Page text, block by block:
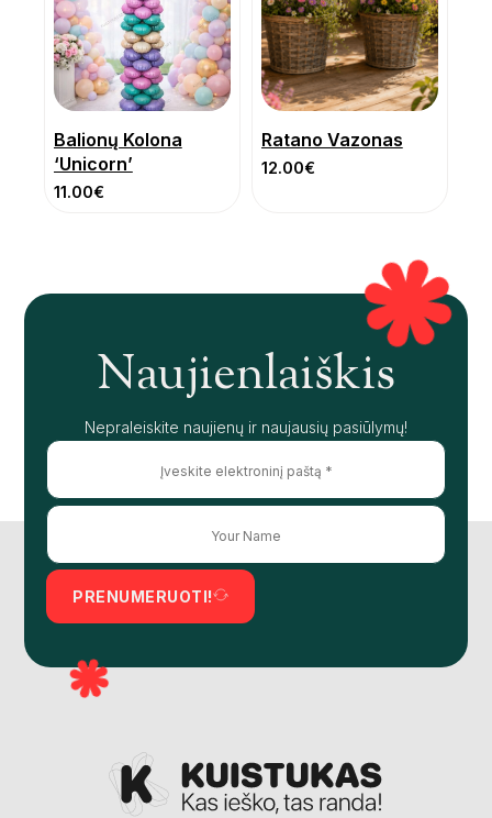
Balionų Kolona
‘Unicorn’
11.00€
Ratano Vazonas
12.00€
Naujienlaiškis
Nepraleiskite naujienų ir naujausių pasiūlymų!
PRENUMERUOTI!